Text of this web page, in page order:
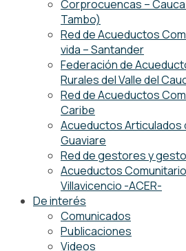
Corprocuencas –
Tambo)
Red de Acueductos
vida – Santander
Federación de
Rurales del Valle del
Red de Acueductos
Caribe
Acueductos Articulados
Guaviare
Red de gestores y
Acueductos
Villavicencio -ACER-
De interés
Comunicados
Publicaciones
Videos